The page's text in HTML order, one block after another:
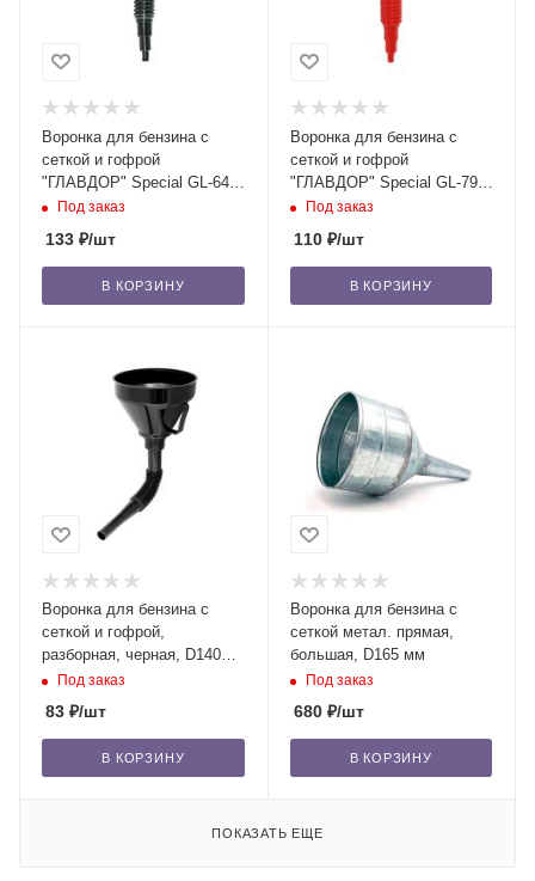
Воронка для бензина с
сеткой и гофрой
"ГЛАВДОР" Special GL-648,
черная, D130 мм /20
Под заказ
133 ₽/шт
В КОРЗИНУ
Воронка для бензина с
сеткой и гофрой
"ГЛАВДОР" Special GL-795,
красная, D130 мм /20
Под заказ
110₽/шт
В КОРЗИНУ
Воронка для бензина с
сеткой и гофрой,
разборная, черная, D140
мм /50
Под заказ
83 ₽/шт
В КОРЗИНУ
Воронка для бензина с
сеткой метал. прямая,
большая, D165 мм
Под заказ
680₽/шт
В КОРЗИНУ
ПОКАЗАТЬ ЕЩЕ